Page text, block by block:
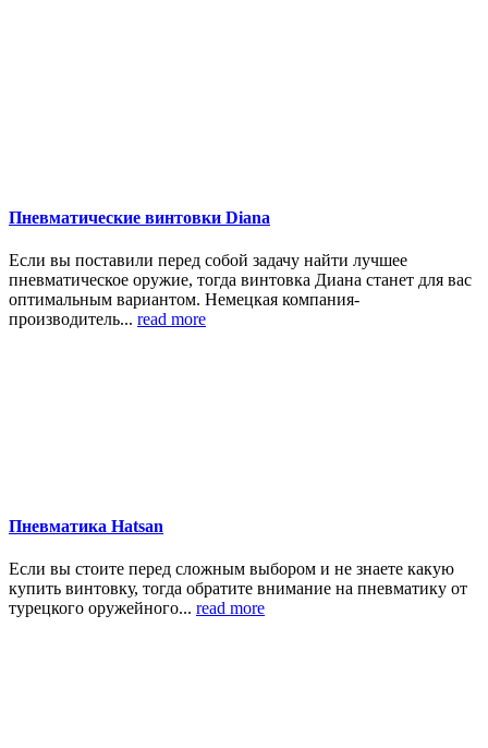
Пневматические винтовки Diana
Если вы поставили перед собой задачу найти лучшее
пневматическое оружие, тогда винтовка Диана станет для вас
оптимальным вариантом. Немецкая компания-
производитель... read more
Пневматика Hatsan
Если вы стоите перед сложным выбором и не знаете какую
купить винтовку, тогда обратите внимание на пневматику от
турецкого оружейного... read more